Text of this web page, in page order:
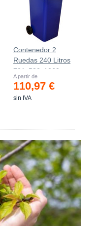
Contenedor 2
Ruedas 240 Litros
721х582х1069mm
A partir de
110,97 €
sin IVA